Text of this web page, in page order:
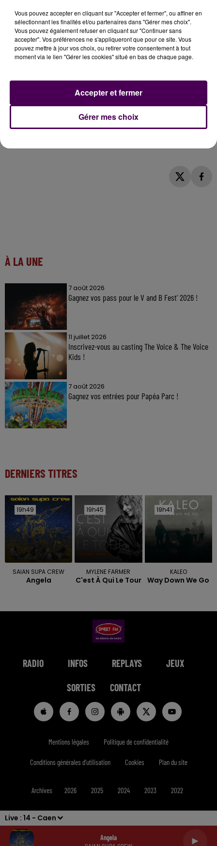
Live : 14 - Caen
Angela
confitures, aux sorbets glacés et aux jus de fruits, eux-
aussi certifiés issus de l’agriculture biologique -c’est le
cas depuis 1986, année d’obtention de la certification
Ecocert pour l’ensemble des produits-. La Ferme de la
"familiale",
et diffuse ses produits
dans près de quatre-
vingt-dix points de vente, en terre sarthoise
principalement, en région parisienne dans une
moindre mesure. L’inauguration des nouveaux locaux
ouvertes de 15h à 18h.
À LA UNE
7 août 2026
Gagnez vos pass pour le V and B Fest' 2026 !
11 juillet 2026
Inscrivez-vous au casting The Voice & The Voice
Kids !
7 août 2026
Gagnez vos entrées pour Papéa Parc !
DERNIERS TITRES
19h49
19h49
SAIAN SUPA CREW
Angela
19h45
19h45
MYLENE FARMER
C'est À Qui Le Tour
19h41
19h41
KALEO
Way Down We Go
RADIO INFOS REPLAYS JEUX
SORTIES CONTACT
Mentions légales Politique de confidentialité
Conditions générales d'utilisation Cookies Plan du site
Archives 2026 2025 2024 2023 2022
Vous pouvez accepter en cliquant sur "Accepter et fermer", ou affiner en
sélectionnant les finalités et/ou partenaires dans "Gérer mes choix".
Vous pouvez également refuser en cliquant sur "Continuer sans
accepter". Vos préférences ne s'appliqueront que pour ce site. Vous
pouvez mettre à jour vos choix, ou retirer votre consentement à tout
moment via le lien "Gérer les cookies" situé en bas de chaque page.
Gérer mes choix
Accepter et fermer